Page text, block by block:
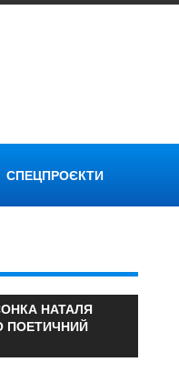
СПЕЦПРОЄКТИ
НАТАЛЯ
ПОЕТИЧНИЙ